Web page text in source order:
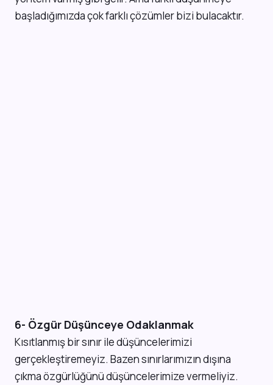
başladığımızda çok farklı çözümler bizi bulacaktır.
6- Özgür Düşünceye Odaklanmak
Kısıtlanmış bir sınır ile düşüncelerimizi
gerçekleştiremeyiz. Bazen sınırlarımızın dışına
çıkma özgürlüğünü düşüncelerimize vermeliyiz.